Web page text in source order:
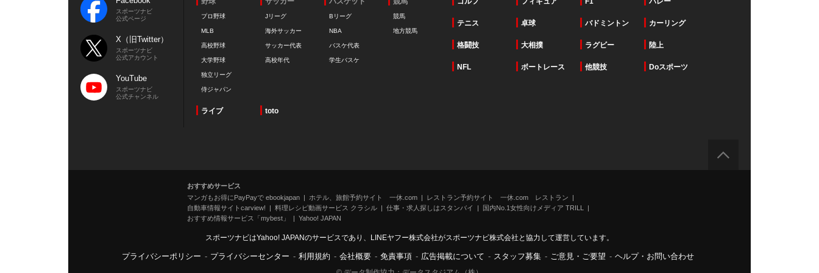
スポーツナビ
公式ページ
X（旧Twitter）
スポーツナビ
公式アカウント
YouTube
スポーツナビ
公式チャンネル
プロ野球
MLB
高校野球
大学野球
独立リーグ
侍ジャパン
Jリーグ
海外サッカー
サッカー代表
高校年代
Bリーグ
NBA
バスケ代表
学生バスケ
競馬
地方競馬
テニス 卓球 バドミントン カーリング
格闘技 大相撲 ラグビー 陸上
NFL ボートレース 他競技 Doスポーツ
ライブ toto
おすすめサービス
マンガもお得にPayPayで ebookjapan
ホテル、旅館予約サイト 一休.com
レストラン予約サイト 一休.com レストラン
自動車情報サイトcarview!
料理レシピ動画サービス クラシル 仕事・求人探しはスタンバイ
国内No.1女性向けメディア TRILL
おすすめ情報サービス「mybest」
Yahoo! JAPAN
スポーツナビはYahoo! JAPANのサービスであり、LINEヤフー株式会社がスポーツナビ株式会社と協力して運営しています。
プライバシーポリシー - プライバシーセンター - 利用規約 - 会社概要 - 免責事項 - 広告掲載について - スタッフ募集 - ご意見・ご要望 - ヘルプ・お問い合わせ